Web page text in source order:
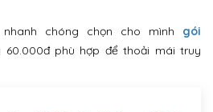
chóng chọn cho mình gói
60.000đ phù hợp để thoải mái truy